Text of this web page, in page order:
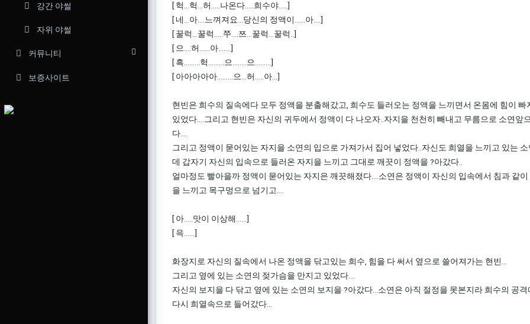
강간 야썰
자위 야썰
커뮤니티
보증사이트
[ 헉...헉...허.....나온다.....희수야.....]
[ 네...아....느껴져요...당신의 정액이......아....]
[ 꿀럭...꿀럭.....쭈....쯔...꿀럭...꿀럭..]
[ 으....허......아.......]
[ 흑.........헉.........으........으.........]
[ 아아아아아.........으...허.....아...]
현빈은 희수의 질속에다 모두 정액을 분출해갔고, 희수도 들러오는 정액을 느끼면서 온몸에 힘이 빠
있었다....그리고 현빈은 자신의 귀두에서 정액이 다 나오자..자지을 천천히 빼내고 무름으로 소연앞
다....
그리고 정액이 묻어있는 자지을 소연의 입으로 가져가서 집어 넣었다..자신도 희열을 느끼고 있는 소
데 갑자기 자신의 입속으로 들러온 자지을 느끼고 그대로 깨끗이 정액을 ?아갔다..
얼마정도 빨아을까 정액이 묻어있는 자지은 깨끗해졌다....소연은 정액이 자신의 입속에서 침과 같이
을 느끼고 목구멍으로 넘기고....
[ 아.....맛이 이상해......]
[ 윽......]
화장지로 자신의 질속에서 나온 정액을 닦고있는 희수, 힘을 다 써서 옆으로 쓸어져가는 현빈...
그리고 옆에 있는 소연의 젖가슴을 만지고 있었다....
자신의 보지을 다 닦고 옆에 있는 소연의 보지을 ?아갔다...소연은 아직 절정을 못본지라 희수의 공격
다시 희열속으로 들어갔다...